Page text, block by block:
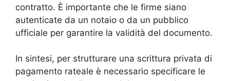
contratto. È importante che le firme siano
autenticate da un notaio o da un pubblico
ufficiale per garantire la validità del documento.
In sintesi, per strutturare una scrittura privata di
pagamento rateale è necessario specificare le